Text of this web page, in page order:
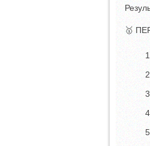
🥇